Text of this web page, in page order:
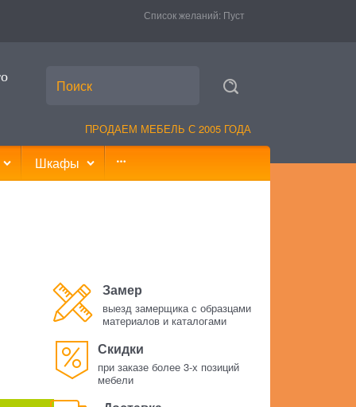
Список желаний: Пуст
ПРОДАЕМ МЕБЕЛЬ С 2005 ГОДА
Шкафы
Замер
выезд замерщика с образцами
материалов и каталогами
Скидки
при заказе более 3-х позиций
мебели